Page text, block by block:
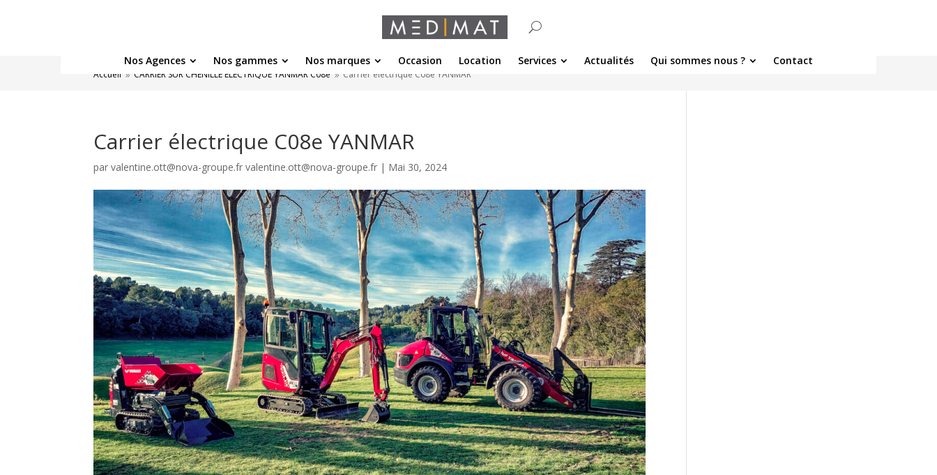
Nos Agences Nos gammes Nos marques Occasion Location Services Actualités Qui sommes nous ? Contact
Accueil 9 CARRIER SUR CHENILLE ÉLECTRIQUE YANMAR C08e 9 Carrier électrique C08e YANMAR
Carrier électrique C08e YANMAR
parvalentine.ott@nova-groupe.fr valentine.ott@nova-groupe.fr | Mai 30, 2024